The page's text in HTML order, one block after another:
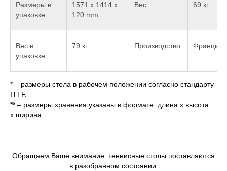
Размеры в
упаковке:
1571 x 1414 x
120 mm
Вес: 69 кг
Вес в
упаковке:
79 кг Производство: Франция
* – размеры стола в рабочем положении согласно стандарту
ITTF.
** – размеры хранения указаны в формате: длина х высота
х ширина.
Обращаем Ваше внимание: теннисные столы поставляются
в разобранном состоянии.